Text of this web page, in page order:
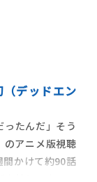
デッドエン
ったんだ」そう
のアニメ版視聴
間かけて約90話